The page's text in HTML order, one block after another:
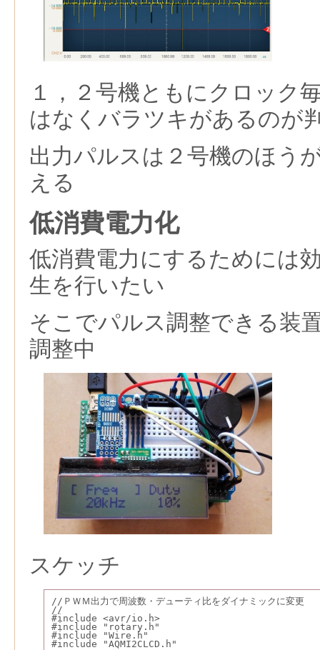
１，２号機ともにクロック
はなくバラツキがあるのが
出力パルスは２号機のほう
える
低消費電力化
低消費電力にするためには
生を行いたい
そこでパルス調整できる装
調整中
スケッチ
//ＰＷＭ出力で周波数・デューティ比をダイナミックに変更
//
#include <avr/io.h>
#include "rotary.h"
#include "Wire.h"
#include "AQMI2CLCD.h"